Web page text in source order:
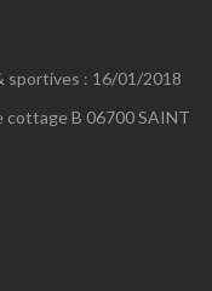
sportives : 16/01/2018
cottage B 06700 SAINT